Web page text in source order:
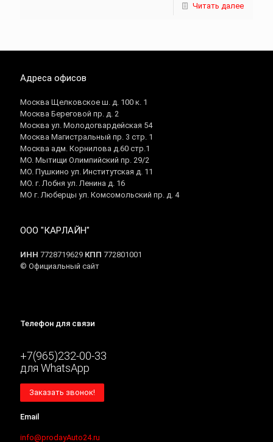
Читать далее
Адреса офисов
Москва Щелковское ш. д. 100 к. 1
Москва Береговой пр. д. 2
Москва ул. Молодогвардейская 54
Москва Магистральный пр. 3 стр. 1
Москва адм. Корнилова д.60 стр.1
МО. Мытищи Олимпийский пр. 29/2
МО. Пушкино ул. Институтская д. 11
МО. г. Лобня ул. Ленина д. 16
МО г. Люберцы ул. Комсомольский пр. д. 4
ООО "КАРЛАЙН"
ИНН 7728719629 КПП 772801001
© Официальный сайт
Телефон для связи
+7(965)232-00-33
для WhatsApp
Заказать звонок!
Email
info@prodayAuto24.ru